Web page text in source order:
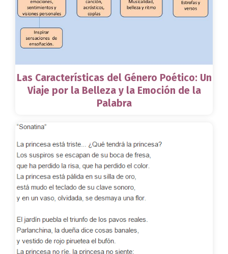
Las Características del Género Poético: Un
Viaje por la Belleza y la Emoción de la
Palabra